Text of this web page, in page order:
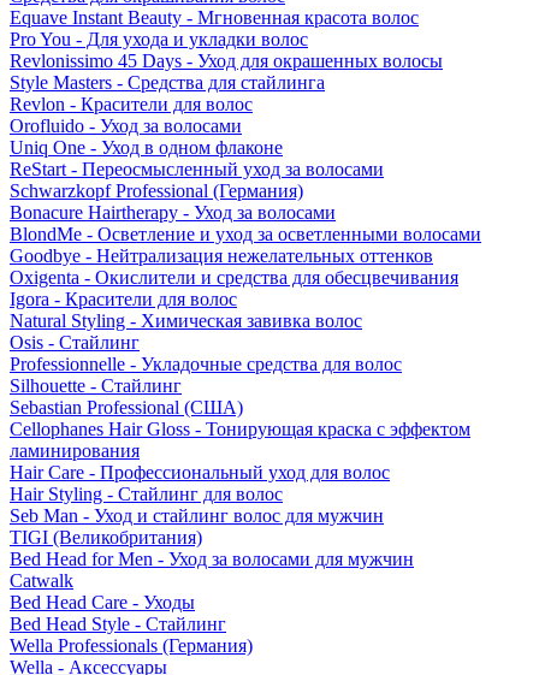
Equave Instant Beauty - Мгновенная красота волос
Pro You - Для ухода и укладки волос
Revlonissimo 45 Days - Уход для окрашенных волосы
Style Masters - Средства для стайлинга
Revlon - Красители для волос
Orofluido - Уход за волосами
Uniq One - Уход в одном флаконе
ReStart - Переосмысленный уход за волосами
Schwarzkopf Professional (Германия)
Bonacure Hairtherapy - Уход за волосами
BlondMe - Осветление и уход за осветленными волосами
Goodbye - Нейтрализация нежелательных оттенков
Oxigenta - Окислители и средства для обесцвечивания
Igora - Красители для волос
Natural Styling - Химическая завивка волос
Osis - Стайлинг
Professionnelle - Укладочные средства для волос
Silhouette - Стайлинг
Sebastian Professional (США)
Cellophanes Hair Gloss - Тонирующая краска с эффектом
ламинирования
Hair Care - Профессиональный уход для волос
Hair Styling - Стайлинг для волос
Seb Man - Уход и стайлинг волос для мужчин
TIGI (Великобритания)
Bed Head for Men - Уход за волосами для мужчин
Catwalk
Bed Head Care - Уходы
Bed Head Style - Стайлинг
Wella Professionals (Германия)
Wella - Аксессуары